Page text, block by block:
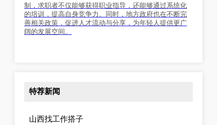
制，求职者不仅能够获得职业指导，还能够通过系统化
的培训，提高自身竞争力。同时，地方政府也在不断完
善相关政策，促进人才流动与分享，为年轻人提供更广
阔的发展空间。
特荐新闻
山西找工作搭子